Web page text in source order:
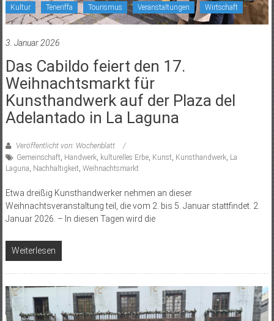
Kultur Teneriffa Tourismus Veranstaltungen Wirtschaft
3. Januar 2026
Das Cabildo feiert den 17.
Weihnachtsmarkt für
Kunsthandwerk auf der Plaza del
Adelantado in La Laguna
Veröffentlicht von: Wochenblatt
Gemeinschaft Handwerk, kulturelles Erbe, Kunst Kunsthandwerk, La
Laguna Nachhaltigkeit Weihnachtsmarkt
Etwa dreißig Kunsthandwerker nehmen an dieser
Weihnachtsveranstaltung teil, die vom 2. bis 5. Januar stattfindet. 2.
Januar 2026. – In diesen Tagen wird die
Weiterlesen